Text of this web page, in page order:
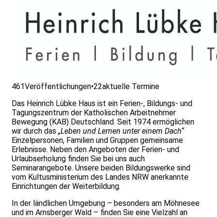
461Veröffentlichungen•22aktuelle Termine
Das Heinrich Lübke Haus ist ein Ferien-, Bildungs- und
Tagungszentrum der Katholischen Arbeitnehmer
Bewegung (KAB) Deutschland. Seit 1974 ermöglichen
wir durch das „Leben und Lernen unter einem Dach“
Einzelpersonen, Familien und Gruppen gemeinsame
Erlebnisse. Neben den Angeboten der Ferien- und
Urlaubserholung finden Sie bei uns auch
Seminarangebote. Unsere beiden Bildungswerke sind
vom Kultusministerium des Landes NRW anerkannte
Einrichtungen der Weiterbildung.
In der ländlichen Umgebung – besonders am Möhnesee
und im Arnsberger Wald – finden Sie eine Vielzahl an